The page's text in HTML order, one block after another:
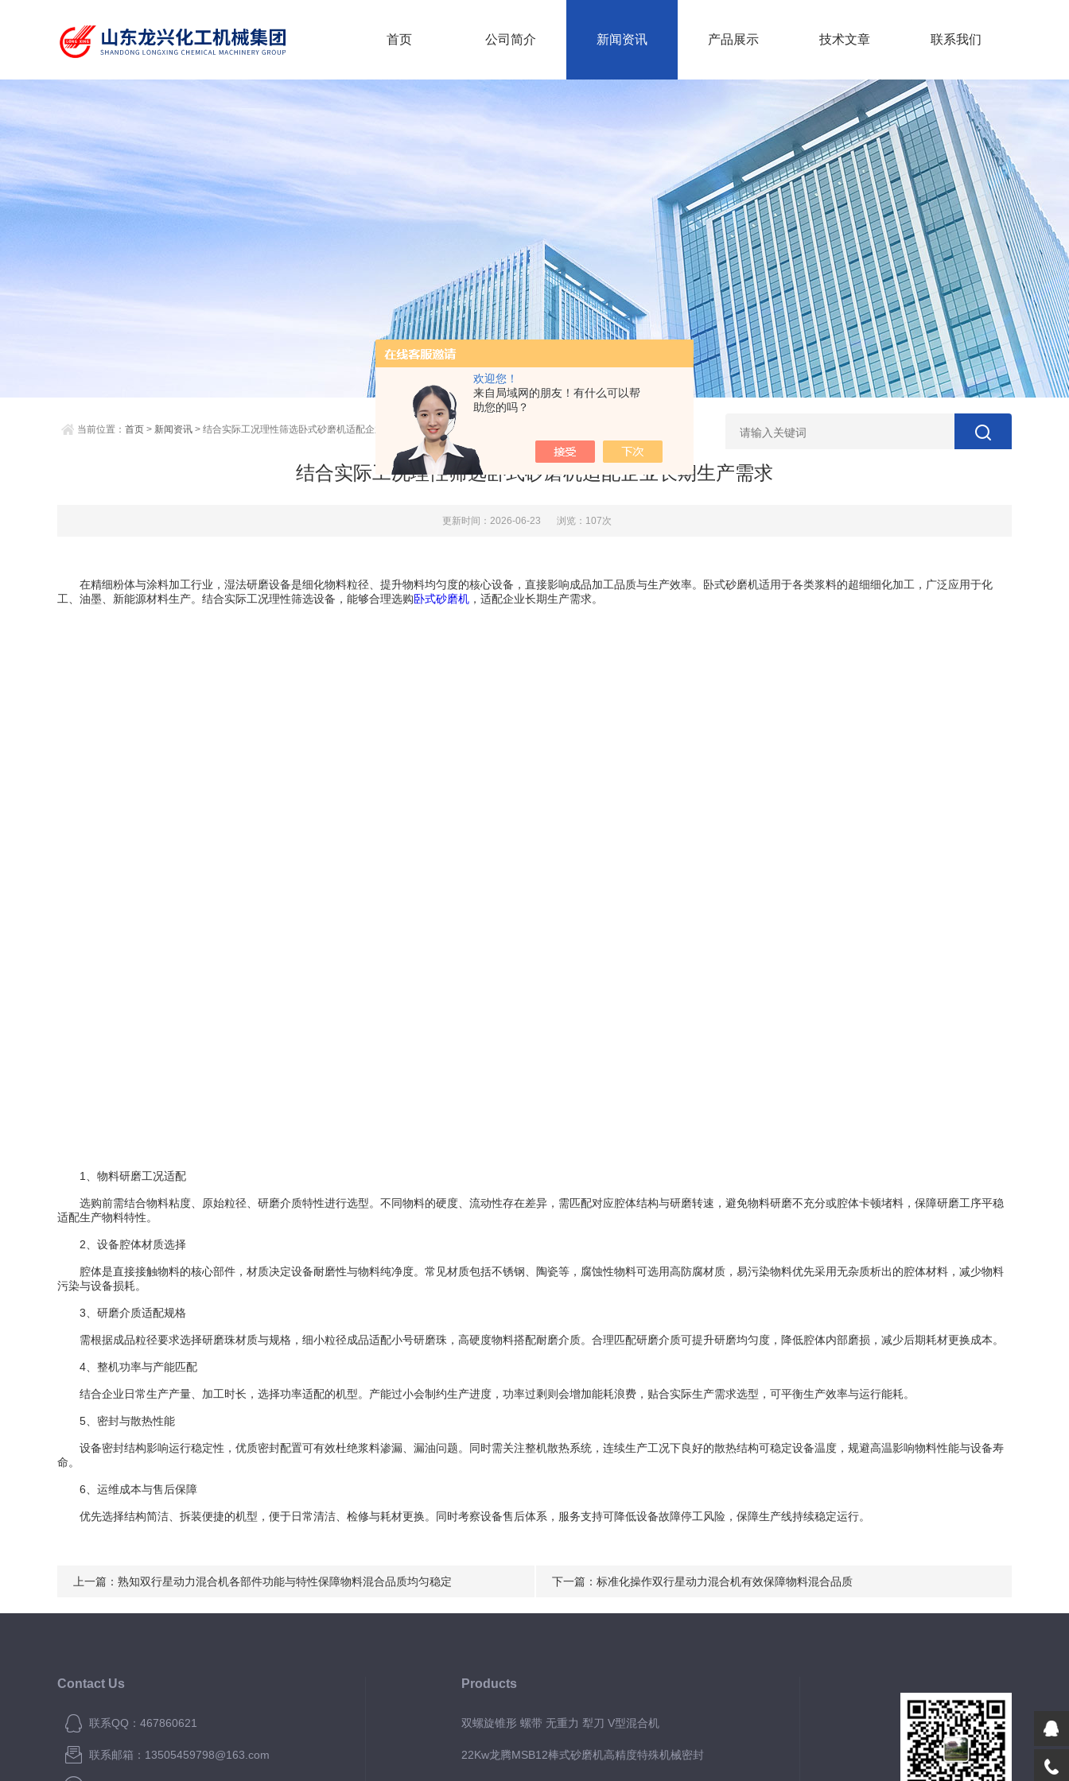
欢迎您！
来自局域网的朋友！有什么可以帮
助您的吗？
首页 公司简介 新闻资讯 产品展示 技术文章 联系我们
当前位置： 首页 > 新闻资讯 > 结合实际工况理性筛选卧式砂磨机适配企业长期生产需求
结合实际工况理性筛选卧式砂磨机适配企业长期生产需求
更新时间：2026-06-23 浏览：107次
在精细粉体与涂料加工行业，湿法研磨设备是细化物料粒径、提升物料均匀度的核心设备，直接影响成品加工品质与生产效率。卧式砂磨机适用于各类浆料的超细细化加工，广泛应用于化
工、油墨、新能源材料生产。结合实际工况理性筛选设备，能够合理选购卧式砂磨机 ，适配企业长期生产需求。
1、物料研磨工况适配
选购前需结合物料粘度、原始粒径、研磨介质特性进行选型。不同物料的硬度、流动性存在差异，需匹配对应腔体结构与研磨转速，避免物料研磨不充分或腔体卡顿堵料，保障研磨工序平稳
适配生产物料特性。
2、设备腔体材质选择
腔体是直接接触物料的核心部件，材质决定设备耐磨性与物料纯净度。常见材质包括不锈钢、陶瓷等，腐蚀性物料可选用高防腐材质，易污染物料优先采用无杂质析出的腔体材料，减少物料
污染与设备损耗。
3、研磨介质适配规格
需根据成品粒径要求选择研磨珠材质与规格，细小粒径成品适配小号研磨珠，高硬度物料搭配耐磨介质。合理匹配研磨介质可提升研磨均匀度，降低腔体内部磨损，减少后期耗材更换成本。
4、整机功率与产能匹配
结合企业日常生产产量、加工时长，选择功率适配的机型。产能过小会制约生产进度，功率过剩则会增加能耗浪费，贴合实际生产需求选型，可平衡生产效率与运行能耗。
5、密封与散热性能
设备密封结构影响运行稳定性，优质密封配置可有效杜绝浆料渗漏、漏油问题。同时需关注整机散热系统，连续生产工况下良好的散热结构可稳定设备温度，规避高温影响物料性能与设备寿
命。
6、运维成本与售后保障
优先选择结构简洁、拆装便捷的机型，便于日常清洁、检修与耗材更换。同时考察设备售后体系，服务支持可降低设备故障停工风险，保障生产线持续稳定运行。
上一篇： 熟知双行星动力混合机各部件功能与特性保障物料混合品质均匀稳定 下一篇： 标准化操作双行星动力混合机有效保障物料混合品质
Contact Us
联系QQ：467860621
联系邮箱：13505459798@163.com
Products
双螺旋锥形 螺带 无重力 犁刀 V型混合机
22Kw龙腾MSB12棒式砂磨机高精度特殊机械密封